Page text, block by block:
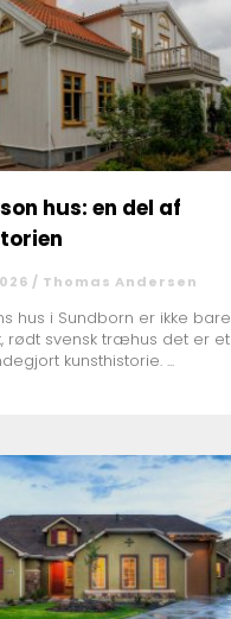
hus: en del af
/ Thomas Andersen
hus i Sundborn er ikke bare
rødt svensk træhus det er et
kunsthistorie. ...